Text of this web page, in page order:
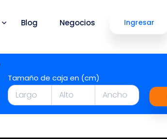
Blog Negocios Ingresar
Tamaño de caja en (cm)